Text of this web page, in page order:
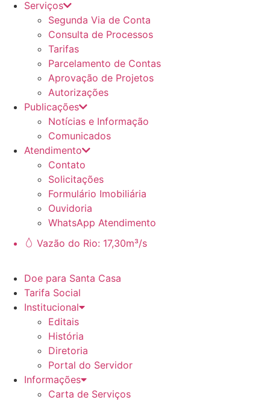
Serviços
Segunda Via de Conta
Consulta de Processos
Tarifas
Parcelamento de Contas
Aprovação de Projetos
Autorizações
Publicações
Notícias e Informação
Comunicados
Atendimento
Contato
Solicitações
Formulário Imobiliária
Ouvidoria
WhatsApp Atendimento
Vazão do Rio: 17,30m³/s
Doe para Santa Casa
Tarifa Social
Institucional
Editais
História
Diretoria
Portal do Servidor
Informações
Carta de Serviços